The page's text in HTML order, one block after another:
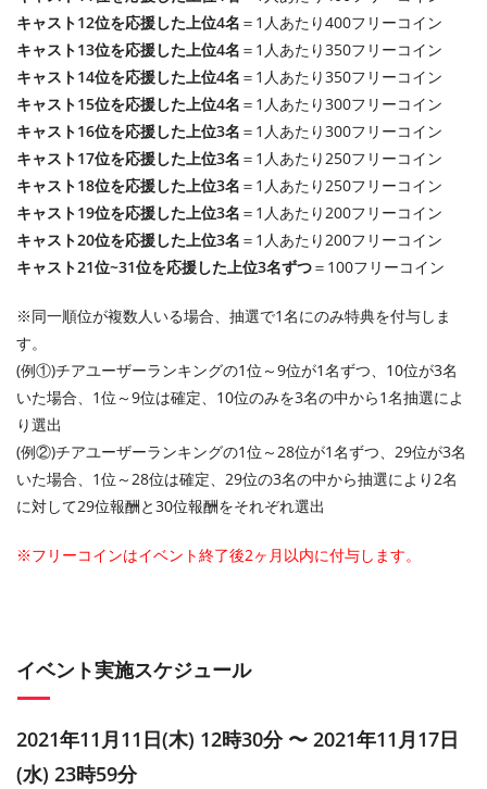
キャスト12位を応援した上位4名 ＝1人あたり400フリーコイン
キャスト13位を応援した上位4名 ＝1人あたり350フリーコイン
キャスト14位を応援した上位4名 ＝1人あたり350フリーコイン
キャスト15位を応援した上位4名 ＝1人あたり300フリーコイン
キャスト16位を応援した上位3名 ＝1人あたり300フリーコイン
キャスト17位を応援した上位3名 ＝1人あたり250フリーコイン
キャスト18位を応援した上位3名 ＝1人あたり250フリーコイン
キャスト19位を応援した上位3名 ＝1人あたり200フリーコイン
キャスト20位を応援した上位3名 ＝1人あたり200フリーコイン
キャスト21位~31位を応援した上位3名ずつ＝100フリーコイン
※同一順位が複数人いる場合、抽選で1名にのみ特典を付与しま
す。
(例①)チアユーザーランキングの1位～9位が1名ずつ、10位が3名
いた場合、1位～9位は確定、10位のみを3名の中から1名抽選によ
り選出
(例②)チアユーザーランキングの1位～28位が1名ずつ、29位が3名
いた場合、1位～28位は確定、29位の3名の中から抽選により2名
に対して29位報酬と30位報酬をそれぞれ選出
※フリーコインはイベント終了後2ヶ月以内に付与します。
イベント実施スケジュール
2021年11月11日(木) 12時30分 〜 2021年11月17日
(水) 23時59分